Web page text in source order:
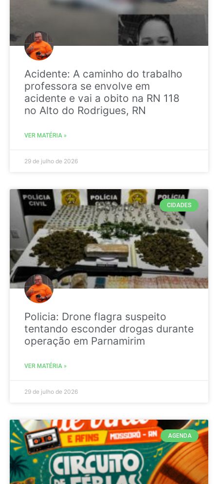
Acidente: A caminho do trabalho
professora se envolve em
acidente e vai a obito na RN 118
no Alto do Rodrigues, RN
VER MATÉRIA »
29 de julho de 2026
CIDADES
Policia: Drone flagra suspeito
tentando esconder drogas durante
operação em Parnamirim
VER MATÉRIA »
29 de julho de 2026
AGENDA